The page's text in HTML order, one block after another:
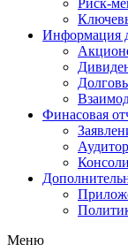
Риск-
Информация
Финасовая
Меню